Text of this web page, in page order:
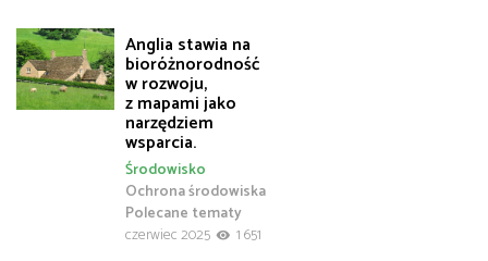
Anglia stawia na
bioróżnorodność
w rozwoju,
z mapami jako
narzędziem
wsparcia.
Ochrona środowiska
Polecane tematy
Środowisko
czerwiec 2025 1 651